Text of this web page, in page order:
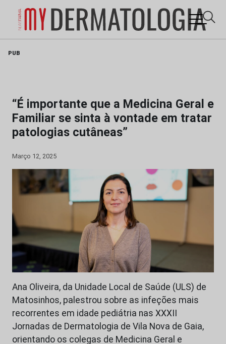
PUB
“É importante que a Medicina Geral e
Familiar se sinta à vontade em tratar
patologias cutâneas”
Março 12, 2025
Ana Oliveira, da Unidade Local de Saúde (ULS) de
Matosinhos, palestrou sobre as infeções mais
recorrentes em idade pediátria nas XXXII
Jornadas de Dermatologia de Vila Nova de Gaia,
orientando os colegas de Medicina Geral e